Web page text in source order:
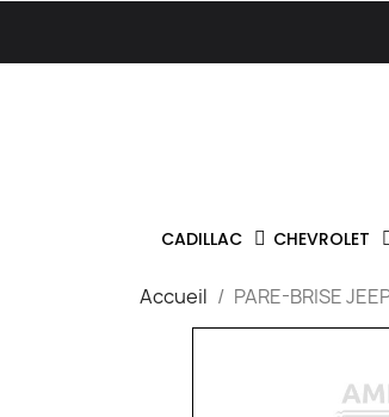
CADILLAC CHEVROLET
Accueil PARE-BRISE